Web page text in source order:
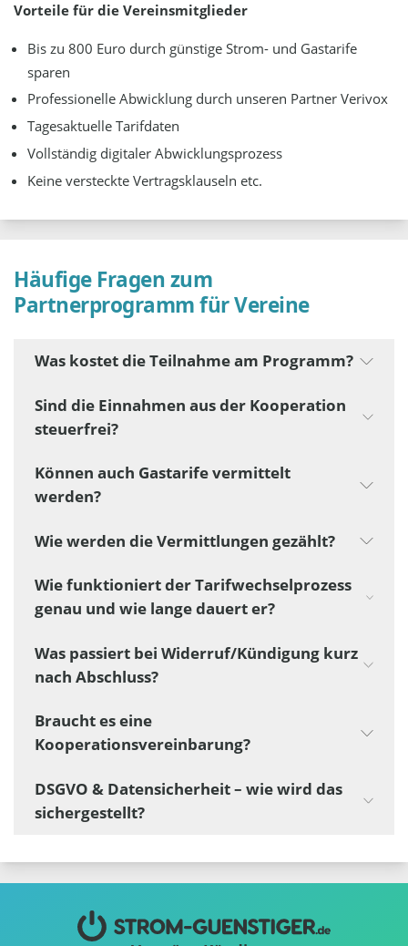
Vorteile für die Vereinsmitglieder
Bis zu 800 Euro durch günstige Strom- und Gastarife
sparen
Professionelle Abwicklung durch unseren Partner Verivox
Tagesaktuelle Tarifdaten
Vollständig digitaler Abwicklungsprozess
Keine versteckte Vertragsklauseln etc.
Häufige Fragen zum
Partnerprogramm für Vereine
Was kostet die Teilnahme am Programm?
Sind die Einnahmen aus der Kooperation
steuerfrei?
Können auch Gastarife vermittelt
werden?
Wie werden die Vermittlungen gezählt?
Wie funktioniert der Tarifwechselprozess
genau und wie lange dauert er?
Was passiert bei Widerruf/Kündigung kurz
nach Abschluss?
Braucht es eine
Kooperationsvereinbarung?
DSGVO & Datensicherheit – wie wird das
sichergestellt?